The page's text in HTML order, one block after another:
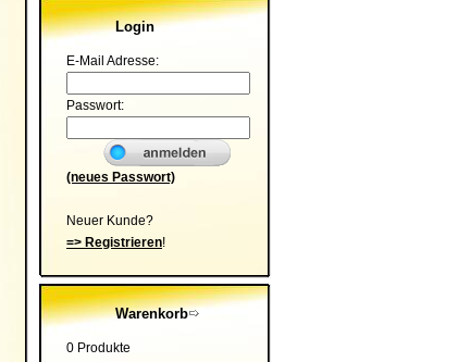
Login
E-Mail Adresse:
Passwort:
(neues Passwort)
Neuer Kunde?
=> Registrieren!
Warenkorb
0 Produkte